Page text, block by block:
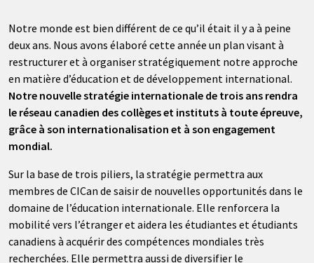
Notre monde est bien différent de ce qu’il était il y a à peine
deux ans. Nous avons élaboré cette année un plan visant à
restructurer et à organiser stratégiquement notre approche
en matière d’éducation et de développement international.
Notre nouvelle stratégie internationale de trois ans rendra
le réseau canadien des collèges et instituts à toute épreuve,
grâce à son internationalisation et à son engagement
mondial.
Sur la base de trois piliers, la stratégie permettra aux
membres de CICan de saisir de nouvelles opportunités dans le
domaine de l’éducation internationale. Elle renforcera la
mobilité vers l’étranger et aidera les étudiantes et étudiants
canadiens à acquérir des compétences mondiales très
recherchées. Elle permettra aussi de diversifier le